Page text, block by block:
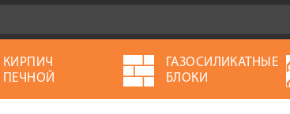
КИРПИЧ
ПЕЧНОЙ
ГАЗОСИЛИКАТНЫЕ
БЛОКИ